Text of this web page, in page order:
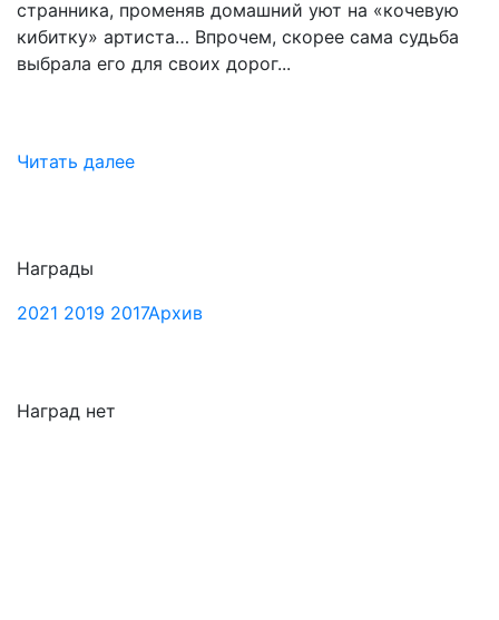
странника, променяв домашний уют на «кочевую
кибитку» артиста… Впрочем, скорее сама судьба
выбрала его для своих дорог...
Читать далее
Награды
2021 2019 2017Архив
Наград нет